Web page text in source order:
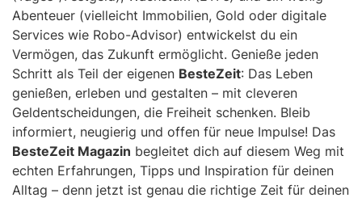
Abenteuer (vielleicht Immobilien, Gold oder digitale
Services wie Robo-Advisor) entwickelst du ein
Vermögen, das Zukunft ermöglicht. Genieße jeden
Schritt als Teil der eigenen BesteZeit: Das Leben
genießen, erleben und gestalten – mit cleveren
Geldentscheidungen, die Freiheit schenken. Bleib
informiert, neugierig und offen für neue Impulse! Das
BesteZeit Magazin begleitet dich auf diesem Weg mit
echten Erfahrungen, Tipps und Inspiration für deinen
Alltag – denn jetzt ist genau die richtige Zeit für deinen